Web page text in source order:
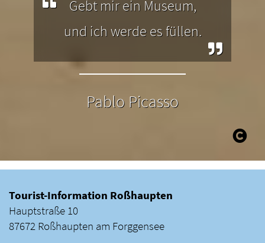
Gebt mir ein Museum,
und ich werde es füllen.
Pablo Picasso
Tourist-Information Roßhaupten
Hauptstraße 10
87672 Roßhaupten am Forggensee